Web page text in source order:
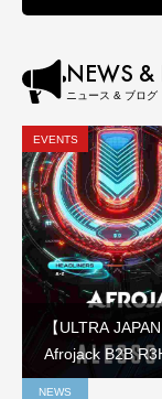
NEWS &
ニュース & ブログ
EVENTS
【ULTRA
Afrojack B2B
ど見どころを徹
NEWS